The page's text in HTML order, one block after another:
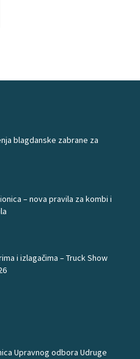
blagdanske zabrane za
– nova pravila za kombi i
i izlagačima – Truck Show
Upravnog odbora Udruge